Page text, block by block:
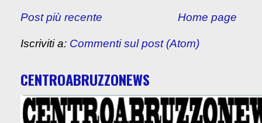
Post più recente Home page
Iscriviti a: Commenti sul post (Atom)
CENTROABRUZZONEWS